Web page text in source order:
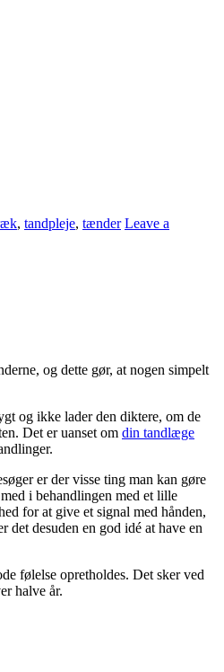
, tandpleje, tænder Leave a
og dette gør, at nogen simpelt
og ikke lader den diktere, om de
Det er uanset om din tandlæge
er der visse ting man kan gøre
i behandlingen med et lille
for at give et signal med hånden,
det desuden en god idé at have en
følelse opretholdes. Det sker ved
halve år.